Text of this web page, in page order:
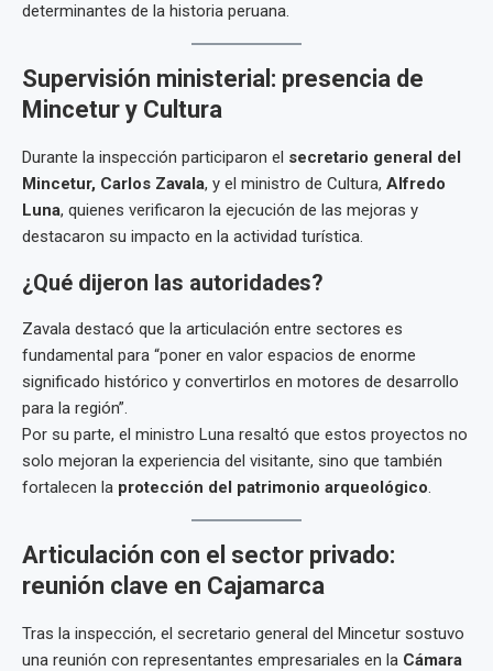
determinantes de la historia peruana.
Supervisión ministerial: presencia de
Mincetur y Cultura
Durante la inspección participaron el secretario general del
Mincetur, Carlos Zavala, y el ministro de Cultura, Alfredo
Luna, quienes verificaron la ejecución de las mejoras y
destacaron su impacto en la actividad turística.
¿Qué dijeron las autoridades?
Zavala destacó que la articulación entre sectores es
fundamental para “poner en valor espacios de enorme
significado histórico y convertirlos en motores de desarrollo
para la región”.
Por su parte, el ministro Luna resaltó que estos proyectos no
solo mejoran la experiencia del visitante, sino que también
fortalecen la protección del patrimonio arqueológico.
Articulación con el sector privado:
reunión clave en Cajamarca
Tras la inspección, el secretario general del Mincetur sostuvo
una reunión con representantes empresariales en la Cámara